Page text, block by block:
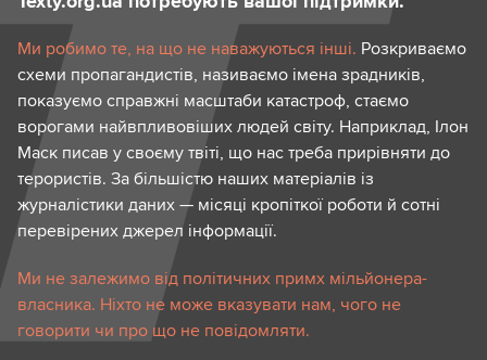
Ми робимо те, на що не наважуються інші. Розкриваємо
схеми пропагандистів, називаємо імена зрадників,
показуємо справжні масштаби катастроф, стаємо
ворогами найвпливовіших людей світу. Наприклад, Ілон
Маск писав у своєму твіті, що нас треба прирівняти до
терористів. За більшістю наших матеріалів із
журналістики даних — місяці кропіткої роботи й сотні
перевірених джерел інформації.
Ми не залежимо від політичних примх мільйонера-
власника. Ніхто не може вказувати нам, чого не
говорити чи про що не повідомляти.